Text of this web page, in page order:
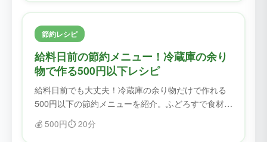
節約レシピ
給料日前の節約メニュー！冷蔵庫の余り
物で作る500円以下レシピ
給料日前でも大丈夫！冷蔵庫の余り物だけで作れる
500円以下の節約メニューを紹介。ふどろすで食材を
確認してから作れば、無駄なく節約できます。
💰 500円⏱️ 20分